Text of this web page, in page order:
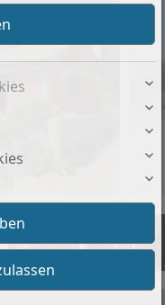
+1